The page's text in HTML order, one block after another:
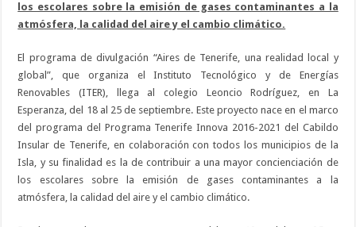
los escolares sobre la emisión de gases contaminantes a la
atmósfera, la calidad del aire y el cambio climático.
El programa de divulgación “Aires de Tenerife, una realidad local y
global”, que organiza el Instituto Tecnológico y de Energías
Renovables (ITER), llega al colegio Leoncio Rodríguez, en La
Esperanza, del 18 al 25 de septiembre. Este proyecto nace en el marco
del programa del Programa Tenerife Innova 2016-2021 del Cabildo
Insular de Tenerife, en colaboración con todos los municipios de la
Isla, y su finalidad es la de contribuir a una mayor concienciación de
los escolares sobre la emisión de gases contaminantes a la
atmósfera, la calidad del aire y el cambio climático.